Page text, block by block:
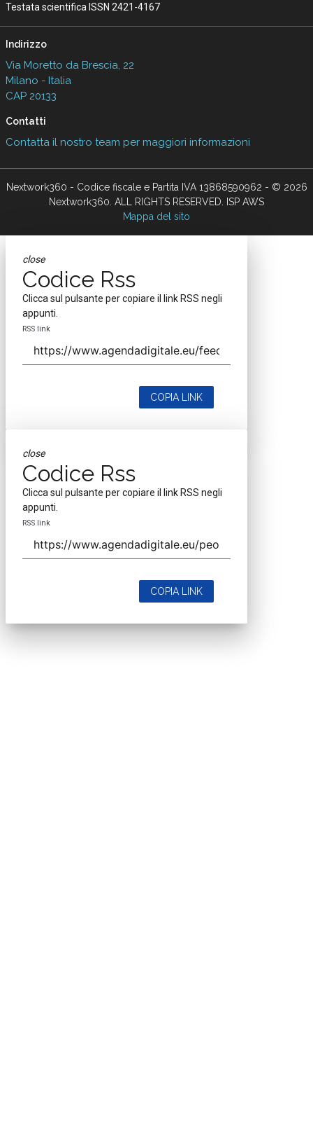
Testata scientifica ISSN 2421-4167
Indirizzo
Via Moretto da Brescia, 22
Milano - Italia
CAP 20133
Contatti
Contatta il nostro team per maggiori informazioni
Nextwork360 - Codice fiscale e Partita IVA 13868590962 - © 2026
Nextwork360. ALL RIGHTS RESERVED. ISP AWS
Mappa del sito
close
Codice Rss
Clicca sul pulsante per copiare il link RSS negli
appunti.
RSS link
COPIA LINK
close
Codice Rss
Clicca sul pulsante per copiare il link RSS negli
appunti.
RSS link
COPIA LINK